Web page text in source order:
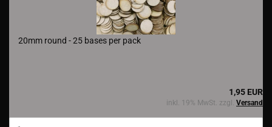
20mm round - 25 bases per pack
1,95 EUR
inkl. 19% MwSt. zzgl. Versand